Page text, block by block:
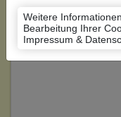
Weitere
Bearbeitung Ihrer
Impressum &
Historische
Lage des Wohnplatzes: